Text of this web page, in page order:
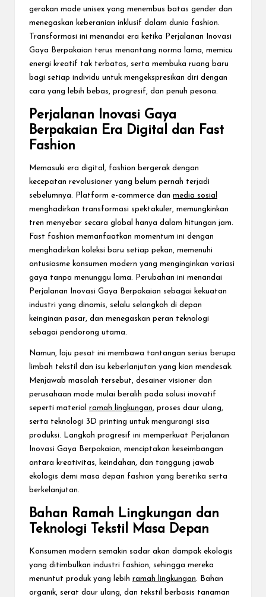
gerakan mode unisex yang menembus batas gender dan
menegaskan keberanian inklusif dalam dunia fashion.
Transformasi ini menandai era ketika Perjalanan Inovasi
Gaya Berpakaian terus menantang norma lama, memicu
energi kreatif tak terbatas, serta membuka ruang baru
bagi setiap individu untuk mengekspresikan diri dengan
cara yang lebih bebas, progresif, dan penuh pesona.
Perjalanan Inovasi Gaya
Berpakaian Era Digital dan Fast
Fashion
Memasuki era digital, fashion bergerak dengan
kecepatan revolusioner yang belum pernah terjadi
sebelumnya. Platform e-commerce dan media sosial
menghadirkan transformasi spektakuler, memungkinkan
tren menyebar secara global hanya dalam hitungan jam.
Fast fashion memanfaatkan momentum ini dengan
menghadirkan koleksi baru setiap pekan, memenuhi
antusiasme konsumen modern yang menginginkan variasi
gaya tanpa menunggu lama. Perubahan ini menandai
Perjalanan Inovasi Gaya Berpakaian sebagai kekuatan
industri yang dinamis, selalu selangkah di depan
keinginan pasar, dan menegaskan peran teknologi
sebagai pendorong utama.
Namun, laju pesat ini membawa tantangan serius berupa
limbah tekstil dan isu keberlanjutan yang kian mendesak.
Menjawab masalah tersebut, desainer visioner dan
perusahaan mode mulai beralih pada solusi inovatif
seperti material ramah lingkungan, proses daur ulang,
serta teknologi 3D printing untuk mengurangi sisa
produksi. Langkah progresif ini memperkuat Perjalanan
Inovasi Gaya Berpakaian, menciptakan keseimbangan
antara kreativitas, keindahan, dan tanggung jawab
ekologis demi masa depan fashion yang beretika serta
berkelanjutan.
Bahan Ramah Lingkungan dan
Teknologi Tekstil Masa Depan
Konsumen modern semakin sadar akan dampak ekologis
yang ditimbulkan industri fashion, sehingga mereka
menuntut produk yang lebih ramah lingkungan. Bahan
organik, serat daur ulang, dan tekstil berbasis tanaman